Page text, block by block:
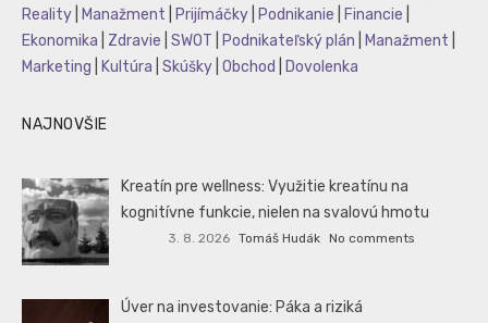
Reality
Manažment Prijímáčky Podnikanie Financie
Ekonomika
Zdravie SWOT Podnikateľský plán Manažment
Marketing
Kultúra Skúšky Obchod Dovolenka
NAJNOVŠIE
Kreatín pre wellness: Využitie kreatínu na
kognitívne funkcie, nielen na svalovú hmotu
3. 8. 2026 Tomáš Hudák No comments
Úver na investovanie: Páka a riziká